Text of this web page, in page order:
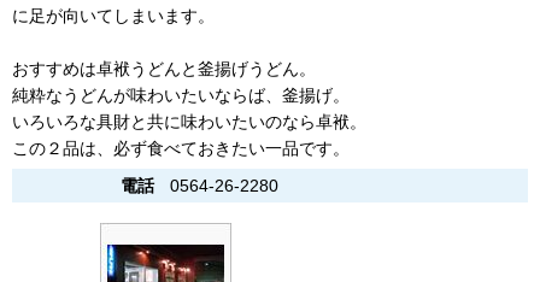
に足が向いてしまいます。
おすすめは卓袱うどんと釜揚げうどん。
純粋なうどんが味わいたいならば、釜揚げ。
いろいろな具財と共に味わいたいのなら卓袱。
この２品は、必ず食べておきたい一品です。
電話
0564-26-2280